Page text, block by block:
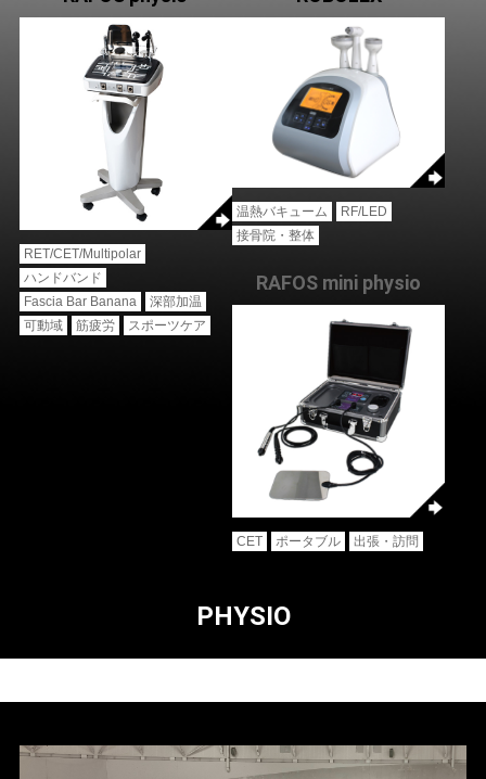
RET/CET/Multipolar
ハンドバンド
Fascia Bar Banana
深部加温
可動域
筋疲労 スポーツケア
温熱バキューム
RF/LED
接骨院・整体
RAFOS mini physio
CET ポータブル 出張・訪問
PHYSIO